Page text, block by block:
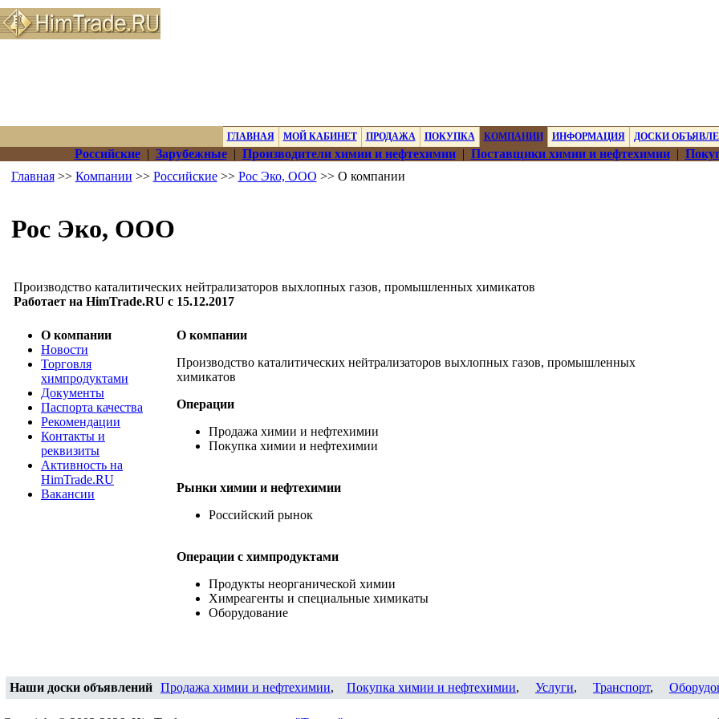
ГЛАВНАЯ МОЙ КАБИНЕТ ПРОДАЖА ПОКУПКА КОМПАНИИ ИНФОРМАЦИЯ ДОСКИ
Российские| Зарубежные| Производители химии и нефтехимии| Поставщики химии и нефтехимии|
Главная>> Компании >> Российские>> Рос Эко, ООО >> О компании
Рос Эко, ООО
Производство каталитических нейтрализаторов выхлопных газов, промышленных химикатов
Работает на HimTrade.RU с 15.12.2017
О компании
Новости
Торговля
химпродуктами
Документы
Паспорта качества
Рекомендации
Контакты и
реквизиты
Активность на
HimTrade.RU
Вакансии
О компании
Производство каталитических нейтрализаторов выхлопных газов, промышленных
химикатов
Операции
Продажа химии и нефтехимии
Покупка химии и нефтехимии
Рынки химии и нефтехимии
Российский рынок
Операции c химпродуктами
Продукты неорганической химии
Химреагенты и специальные химикаты
Оборудование
Наши доски объявлений Продажа химии и нефтехимии, Покупка химии и нефтехимии, Услуги, Транспорт,